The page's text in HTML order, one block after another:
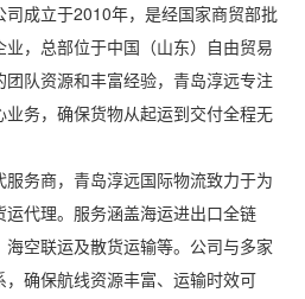
成立于2010年，是经国家商贸部批
，总部位于中国（山东）自由贸易
队资源和丰富经验，青岛淳远专注
业务，确保货物从起运到交付全程无
务商，青岛淳远国际物流致力于为
代理。服务涵盖海运进出口全链
空联运及散货运输等。公司与多家
确保航线资源丰富、运输时效可